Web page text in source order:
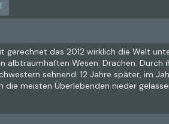
gerechnet das 2012 wirklich die Welt
albtraumhaften Wesen. Drachen.
sehnend. 12 Jahre später, im
die meisten Überlebenden nieder